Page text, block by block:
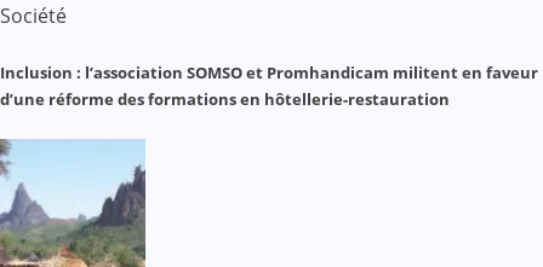
Société
Inclusion : l’association SOMSO et Promhandicam militent en faveur
d’une réforme des formations en hôtellerie-restauration